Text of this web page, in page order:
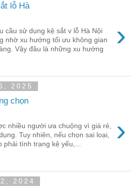
lỗ Hà
›
cầu sử dụng kệ sắt v lỗ Hà Nội
nhờ xu hướng tối ưu không gian
Vậy đâu là những xu hướng
2025
chọn
›
nhiều người ưa chuộng vì giá rẻ,
Tuy nhiên, nếu chọn sai loại,
phải tình trạng kệ yếu,...
2024